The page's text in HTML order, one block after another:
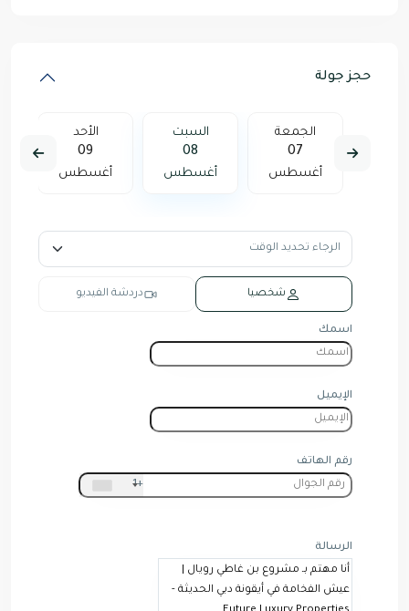
حجز جولة
الجمعة
07
أغسطس
السبت
08
أغسطس
الأحد
09
أغسطس
شخصيا دردشة الفيديو
اسمك
الإيميل
رقم الهاتف
+1
الرسالة